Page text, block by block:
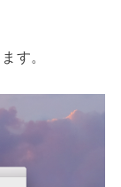
す。